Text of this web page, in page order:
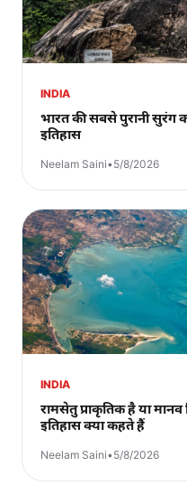
INDIA
भारत की सबसे पुरानी सुरंग
इतिहास
Neelam Saini•5/8/2026
INDIA
रामसेतु प्राकृतिक है या मानव
इतिहास क्या कहते हैं
Neelam Saini•5/8/2026